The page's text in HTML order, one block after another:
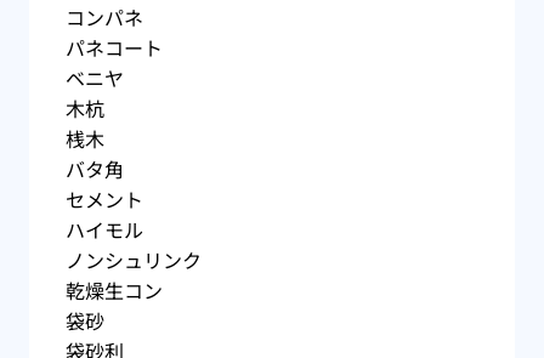
コンパネ
パネコート
ベニヤ
木杭
桟木
バタ角
セメント
ハイモル
ノンシュリンク
乾燥生コン
袋砂
袋砂利